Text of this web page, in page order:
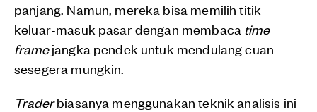
panjang. Namun, mereka bisa memilih titik
keluar-masuk pasar dengan membaca time
framejangka pendek untuk mendulang cuan
sesegera mungkin.
Traderbiasanya menggunakan teknik analisis ini